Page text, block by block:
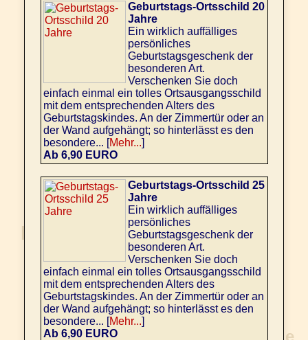
Geburtstags-Ortsschild 20
Jahre
Ein wirklich auffälliges
persönliches
Geburtstagsgeschenk der
besonderen Art.
Verschenken Sie doch
einfach einmal ein tolles Ortsausgangsschild
mit dem entsprechenden Alters des
Geburtstagskindes. An der Zimmertür oder an
der Wand aufgehängt; so hinterlässt es den
besondere... [Mehr...]
Ab 6,90 EURO
Geburtstags-Ortsschild 25
Jahre
Ein wirklich auffälliges
persönliches
Geburtstagsgeschenk der
besonderen Art.
Verschenken Sie doch
einfach einmal ein tolles Ortsausgangsschild
mit dem entsprechenden Alters des
Geburtstagskindes. An der Zimmertür oder an
der Wand aufgehängt; so hinterlässt es den
besondere... [Mehr...]
Ab 6,90 EURO